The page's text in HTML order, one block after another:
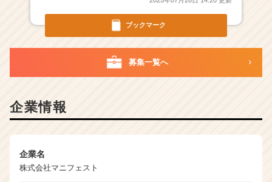
ブックマーク
募集一覧へ
企業情報
企業名
株式会社マニフェスト